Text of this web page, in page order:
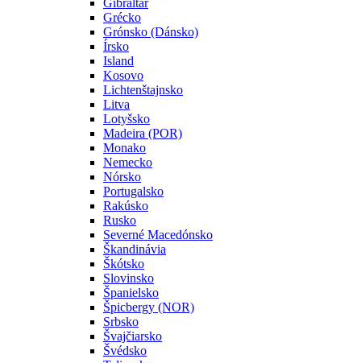
Gibraltar
Grécko
Grónsko (Dánsko)
Írsko
Island
Kosovo
Lichtenštajnsko
Litva
Lotyšsko
Madeira (POR)
Monako
Nemecko
Nórsko
Portugalsko
Rakúsko
Rusko
Severné Macedónsko
Škandinávia
Škótsko
Slovinsko
Španielsko
Špicbergy (NOR)
Srbsko
Švajčiarsko
Švédsko